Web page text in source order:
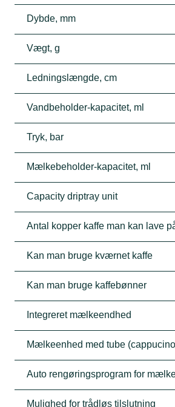
Dybde, mm
Vægt, g
Ledningslængde, cm
Vandbeholder-kapacitet, ml
Tryk, bar
Mælkebeholder-kapacitet, ml
Capacity driptray unit
Antal kopper kaffe man kan lave
Kan man bruge kværnet kaffe
Kan man bruge kaffebønner
Integreret mælkeendhed
Mælkeenhed med tube
Auto rengøringsprogram for
Mulighed for trådløs tilslutning